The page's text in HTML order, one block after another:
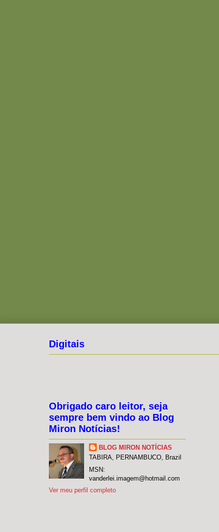
Digitais
Obrigado caro leitor, seja
sempre bem vindo ao Blog
Miron Notícias!
BLOG MIRON NOTÍCIAS
TABIRA, PERNAMBUCO, Brazil
MSN:
vanderlei.imagem@hotmail.com
Ver meu perfil completo